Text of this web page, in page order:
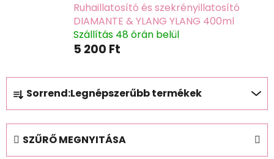
Ruhaillatosító és szekrényillatosító
DIAMANTE & YLANG YLANG 400ml
Szállítás 48 órán belül
5 200 Ft
T
e
r
m
é
Sorrend:Legnépszerűbb termékek
SZŰRŐ MEGNYITÁSA